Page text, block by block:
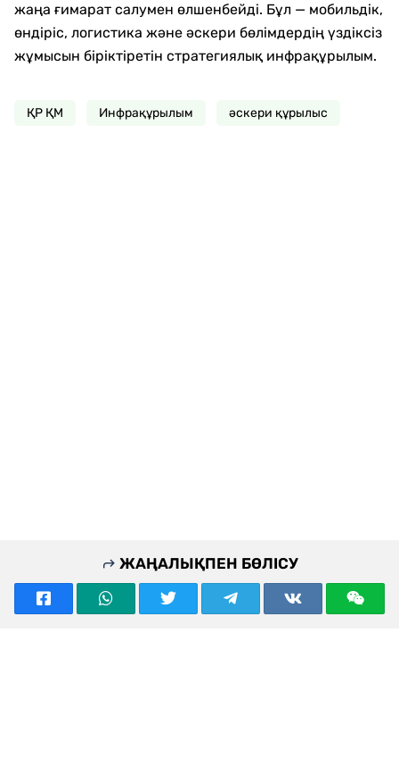
жаңа ғимарат салумен өлшенбейді. Бұл — мобильдік,
өндіріс, логистика және әскери бөлімдердің үздіксіз
жұмысын біріктіретін стратегиялық инфрақұрылым.
ҚР ҚМ Инфрақұрылым әскери құрылыс
ЖАҢАЛЫҚПЕН БӨЛІСУ